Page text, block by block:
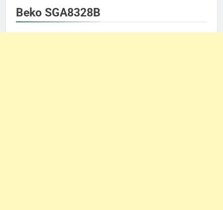
Beko SGA8328B